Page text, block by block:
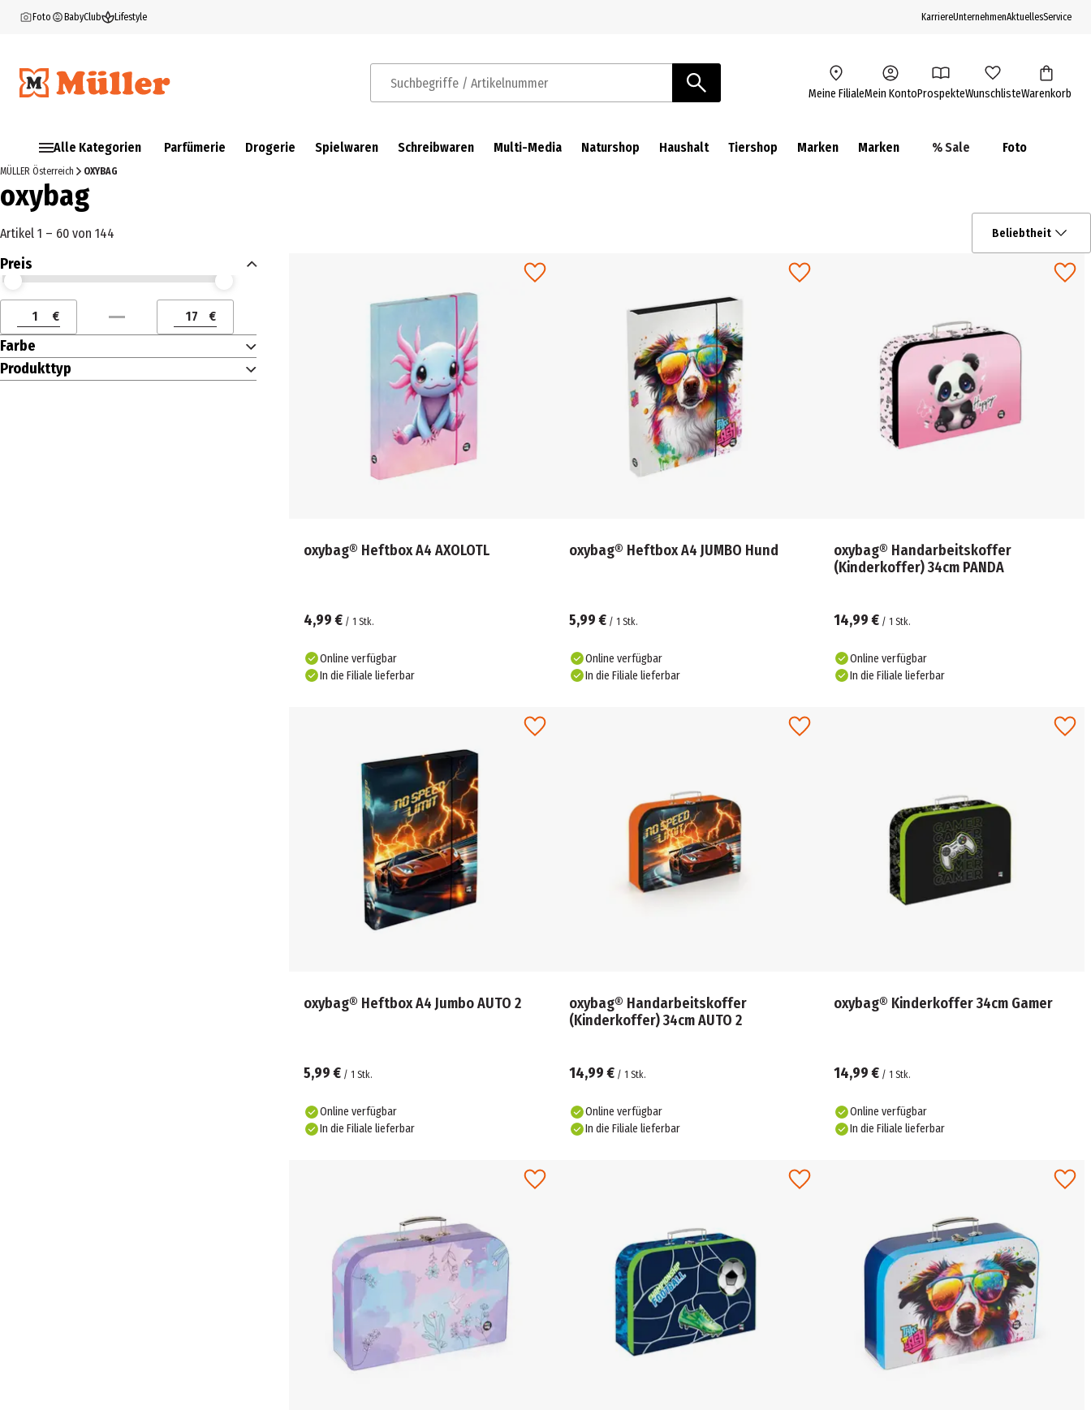
Foto BabyClub Lifestyle KarriereUnternehmenAktuellesService
Suchbegriffe / Artikelnummer Meine FilialeMein KontoProspekteWunschlisteWarenkorb
Alle Kategorien Parfümerie Drogerie Spielwaren Schreibwaren Multi-Media Naturshop Haushalt Tiershop Marken Marken % Sale Foto
MÜLLER Österreich OXYBAG
oxybag
Artikel 1 – 60 von 144 Beliebtheit
Preis
Preis (€) ab
Preis (€) bis
Preis (€) ab
€
Preis (€) bis
€
Farbe
Produkttyp
oxybag® Heftbox A4 AXOLOTL
4,99 € / 1 Stk.
Online verfügbar
In die Filiale lieferbar
oxybag® Heftbox A4 JUMBO Hund
5,99 €/ 1 Stk.
Online verfügbar
In die Filiale lieferbar
oxybag® Handarbeitskoffer
(Kinderkoffer) 34cm PANDA
14,99 € / 1 Stk.
Online verfügbar
In die Filiale lieferbar
oxybag® Heftbox A4 Jumbo AUTO 2
5,99 € / 1 Stk.
Online verfügbar
In die Filiale lieferbar
oxybag® Handarbeitskoffer
(Kinderkoffer) 34cm AUTO 2
14,99 €/ 1 Stk.
Online verfügbar
In die Filiale lieferbar
oxybag® Kinderkoffer 34cm Gamer
14,99 € / 1 Stk.
Online verfügbar
In die Filiale lieferbar